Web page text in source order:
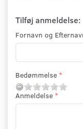
Tilføj anmeldelse:
Fornavn og
Bedømmelse
Anmeldelse